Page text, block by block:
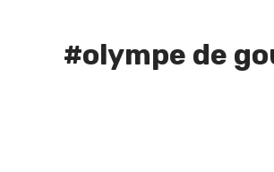
#olympe de